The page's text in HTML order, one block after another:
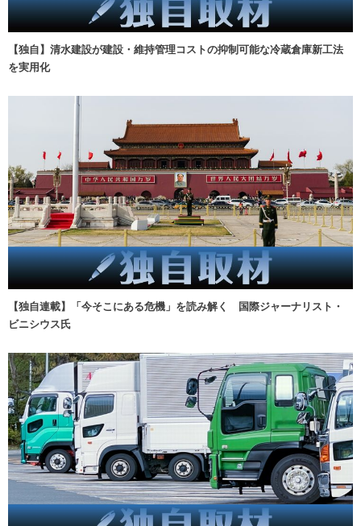
【独自】清水建設が建設・維持管理コストの抑制可能な冷蔵倉庫新工法
を実用化
【独自連載】「今そこにある危機」を読み解く 国際ジャーナリスト・
ビニシウス氏